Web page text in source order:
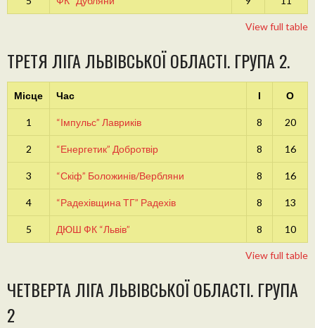
View full table
ТРЕТЯ ЛІГА ЛЬВІВСЬКОЇ ОБЛАСТІ. ГРУПА 2.
Місце Час І О
1 “Імпульс” Лавриків 8 20
2 “Енергетик” Добротвір 8 16
3 “Скіф” Боложинів/Вербляни 8 16
4 “Радехівщина ТГ” Радехів 8 13
5 ДЮШ ФК “Львів” 8 10
View full table
ЧЕТВЕРТА ЛІГА ЛЬВІВСЬКОЇ ОБЛАСТІ. ГРУПА
2